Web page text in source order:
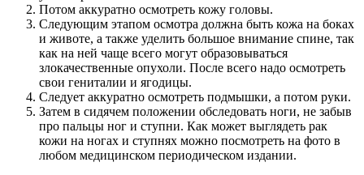
Потом аккуратно осмотреть кожу головы.
Следующим этапом осмотра должна быть кожа на боках
и животе, а также уделить большое внимание спине, так
как на ней чаще всего могут образовываться
злокачественные опухоли. После всего надо осмотреть
свои гениталии и ягодицы.
Следует аккуратно осмотреть подмышки, а потом руки.
Затем в сидячем положении обследовать ноги, не забыв
про пальцы ног и ступни. Как может выглядеть рак
кожи на ногах и ступнях можно посмотреть на фото в
любом медицинском периодическом издании.